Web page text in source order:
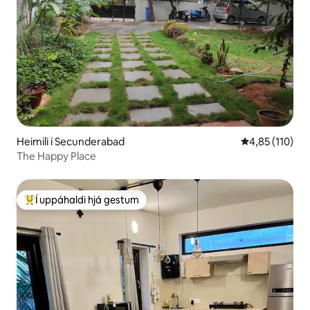
Heimili í Secunderabad 4,85 af 5 í
4,85 (110)
The Happy Place
Í mestu uppáhaldi hjá gestum
Í uppáhaldi hjá gestum